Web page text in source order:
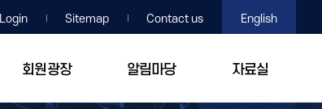
Login Sitemap Contact us English
회원광장 알림마당 자료실